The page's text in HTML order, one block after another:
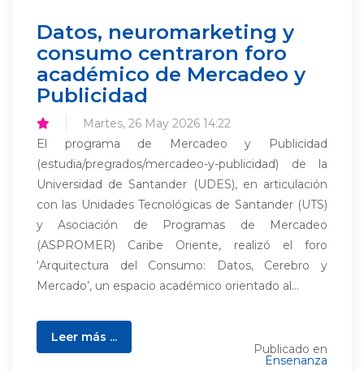
Datos, neuromarketing y
consumo centraron foro
académico de Mercadeo y
Publicidad
Martes, 26 May 2026 14:22
El programa de Mercadeo y Publicidad
(estudia/pregrados/mercadeo-y-publicidad) de la
Universidad de Santander (UDES), en articulación
con las Unidades Tecnológicas de Santander (UTS)
y Asociación de Programas de Mercadeo
(ASPROMER) Caribe Oriente, realizó el foro
‘Arquitectura del Consumo: Datos, Cerebro y
Mercado’, un espacio académico orientado al...
Leer más ...
Publicado en
Ensenanza